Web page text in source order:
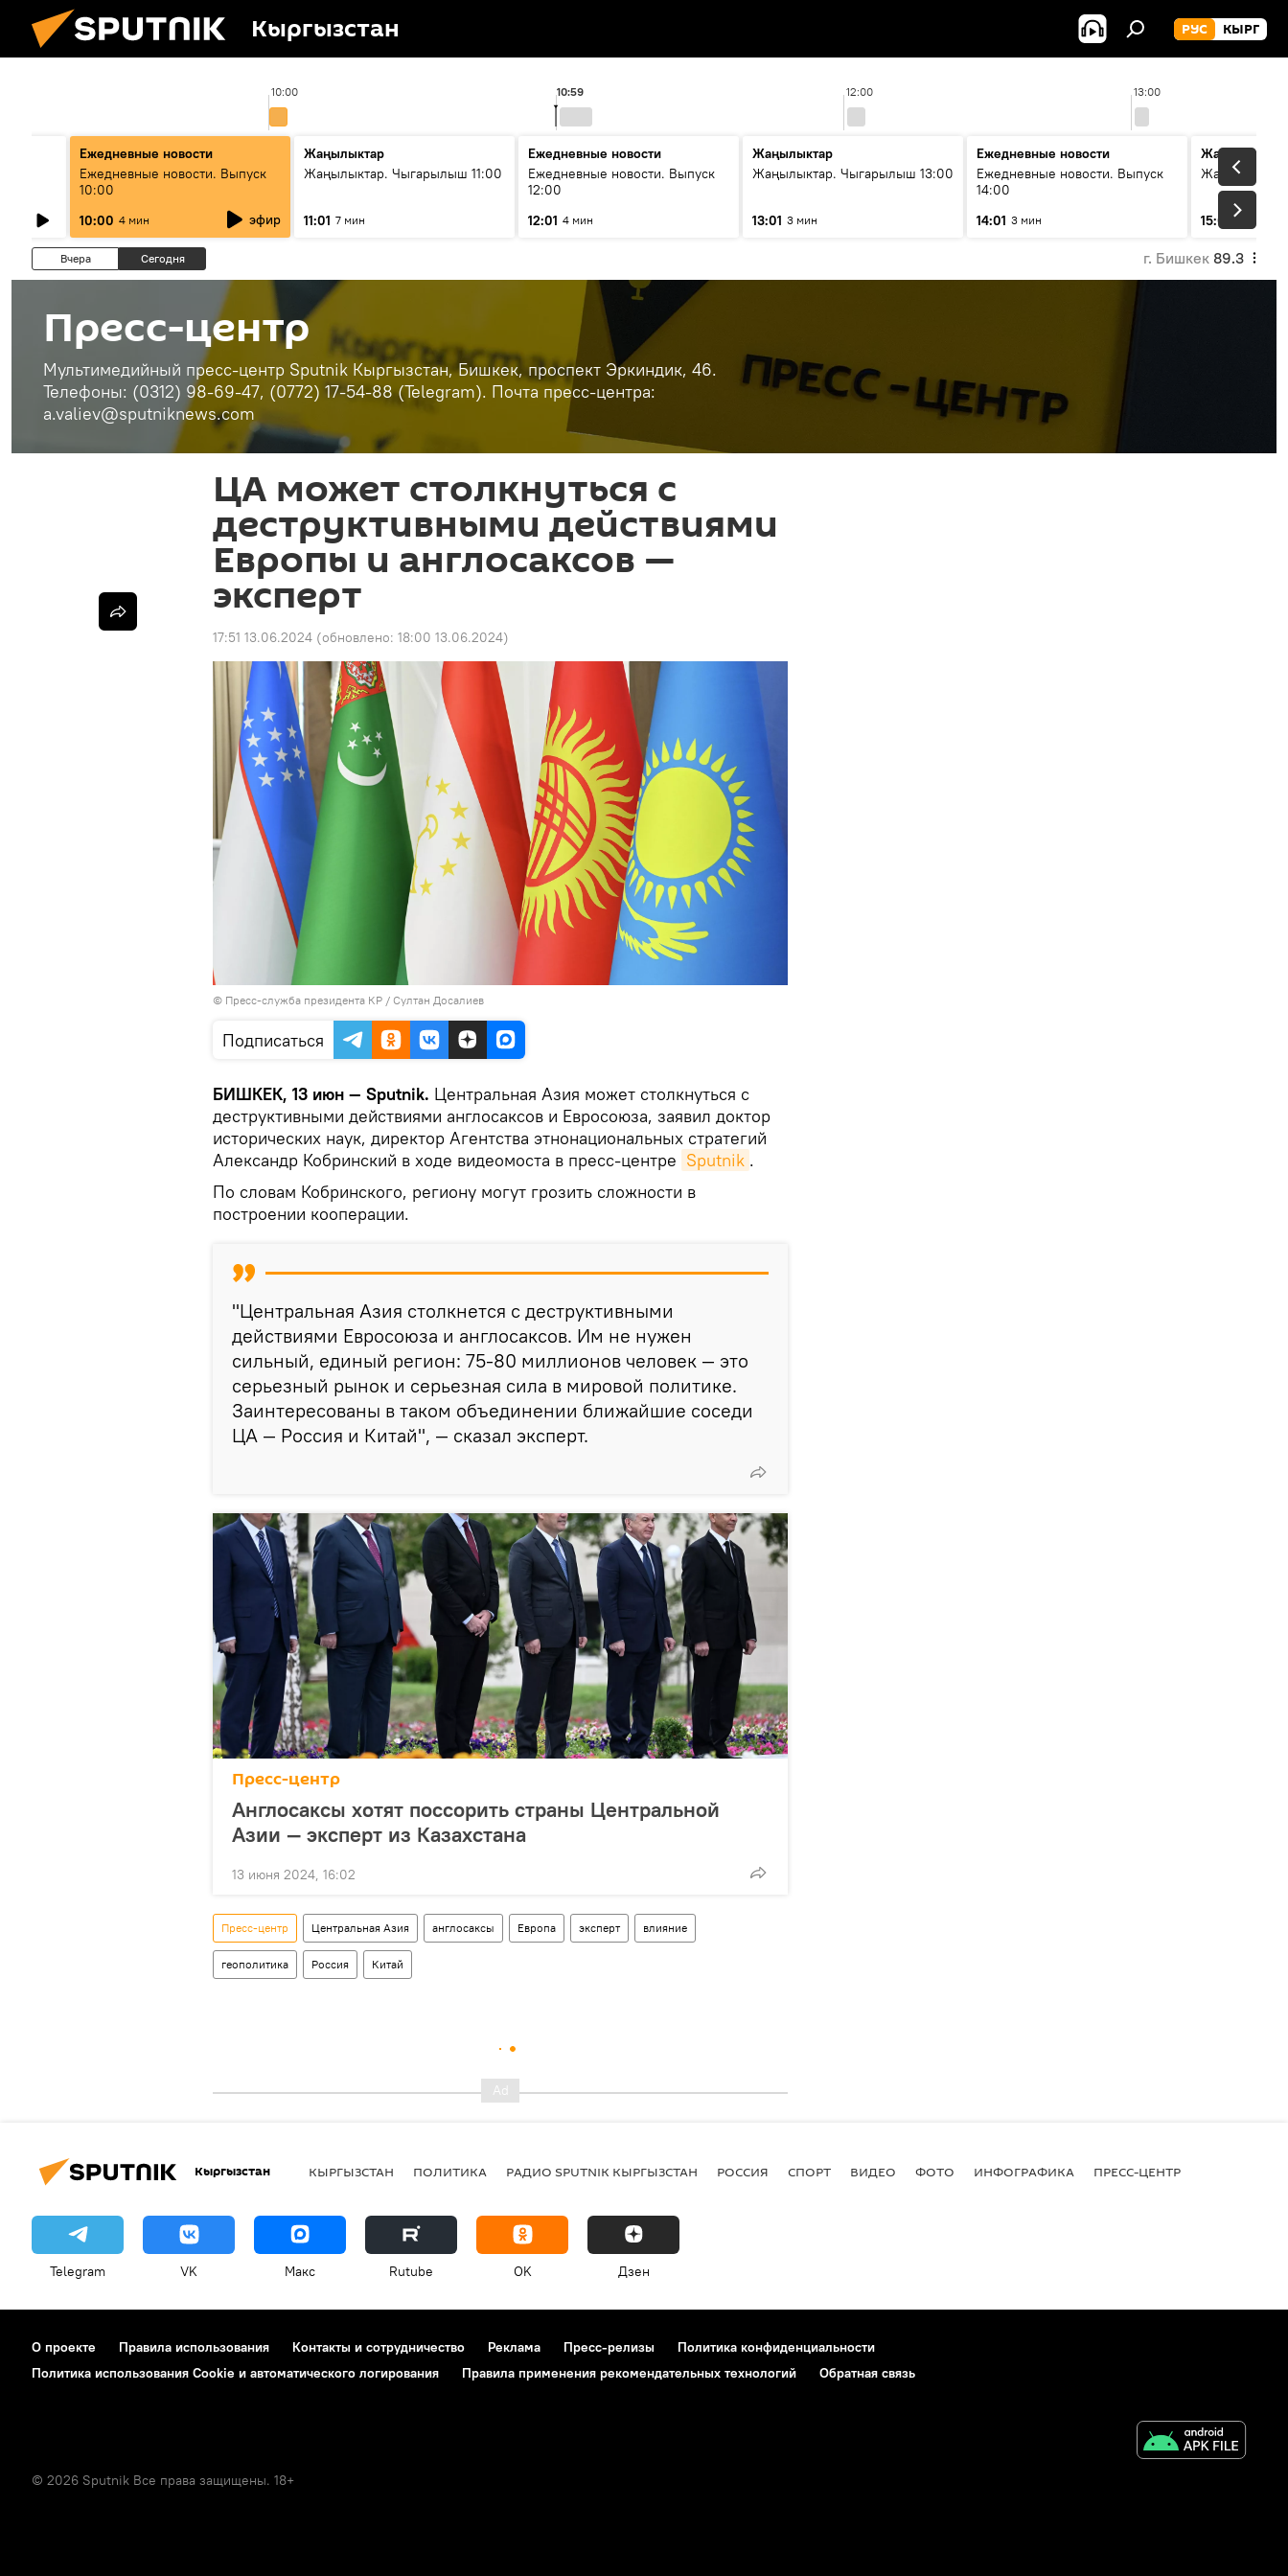
Кыргызстан РУС КЫРГ
10:00 12:00 13:00
10:59
Ежедневные новости
Ежедневные новости. Выпуск
10:00
10:00 4 мин эфир
Жаңылыктар
Жаңылыктар. Чыгарылыш 11:00
11:01 7 мин
Ежедневные новости
Ежедневные новости. Выпуск
12:00
12:01 4 мин
Жаңылыктар
Жаңылыктар. Чыгарылыш 13:00
13:01 3 мин
Ежедневные новости
Ежедневные новости. Выпуск
14:00
14:01 3 мин
Жаңылыктар
15:01 3 мин
Вчера Сегодня г. Бишкек 89.3
Пресс-центр
Мультимедийный пресс-центр Sputnik Кыргызстан, Бишкек, проспект Эркиндик, 46.
Телефоны: (0312) 98-69-47, (0772) 17-54-88 (Telegram). Почта пресс-центра:
a.valiev@sputniknews.com
ЦА может столкнуться с
деструктивными действиями
Европы и англосаксов —
эксперт
17:51 13.06.2024 (обновлено: 18:00 13.06.2024)
© Пресс-служба президента КР / Султан Досалиев
Подписаться
БИШКЕК, 13 июн — Sputnik. Центральная Азия может столкнуться с
деструктивными действиями англосаксов и Евросоюза, заявил доктор
исторических наук, директор Агентства этнонациональных стратегий
Александр Кобринский в ходе видеомоста в пресс-центре Sputnik .
По словам Кобринского, региону могут грозить сложности в
построении кооперации.
"Центральная Азия столкнется с деструктивными
действиями Евросоюза и англосаксов. Им не нужен
сильный, единый регион: 75-80 миллионов человек — это
серьезный рынок и серьезная сила в мировой политике.
Заинтересованы в таком объединении ближайшие соседи
ЦА — Россия и Китай", — сказал эксперт.
Пресс-центр
Англосаксы хотят поссорить страны Центральной
Азии — эксперт из Казахстана
13 июня 2024, 16:02
Пресс-центр Центральная Азия англосаксы Европа эксперт влияние
геополитика Россия Китай
Кыргызстан КЫРГЫЗСТАН ПОЛИТИКА РАДИО SPUTNIK КЫРГЫЗСТАН РОССИЯ СПОРТ ВИДЕО ФОТО ИНФОГРАФИКА ПРЕСС-ЦЕНТР
Telegram VK Макс Rutube OK Дзен
О проекте Правила использования Контакты и сотрудничество Реклама Пресс-релизы
Политика конфиденциальности
Политика использования Cookie и автоматического логирования
Правила применения рекомендательных технологий Обратная связь
© 2026 Sputnik Все права защищены. 18+